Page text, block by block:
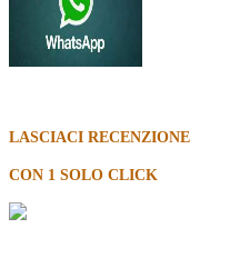
LASCIACI RECENZIONE
CON 1 SOLO CLICK